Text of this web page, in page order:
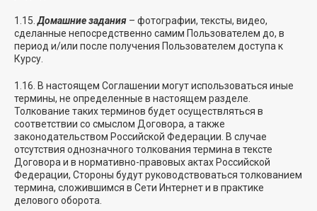
1.15. Домашние задания – фотографии, тексты, видео,
сделанные непосредственно самим Пользователем до, в
период и/или после получения Пользователем доступа к
Курсу.
1.16. В настоящем Соглашении могут использоваться иные
термины, не определенные в настоящем разделе.
Толкование таких терминов будет осуществляться в
соответствии со смыслом Договора, а также
законодательством Российской Федерации. В случае
отсутствия однозначного толкования термина в тексте
Договора и в нормативно-правовых актах Российской
Федерации, Стороны будут руководствоваться толкованием
термина, сложившимся в Сети Интернет и в практике
делового оборота.